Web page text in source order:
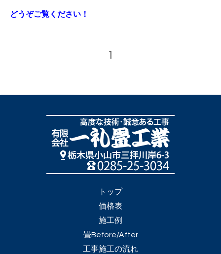
どうぞご覧ください！
1
トップ
価格表
施工例
畳Before/After
工事施工の流れ